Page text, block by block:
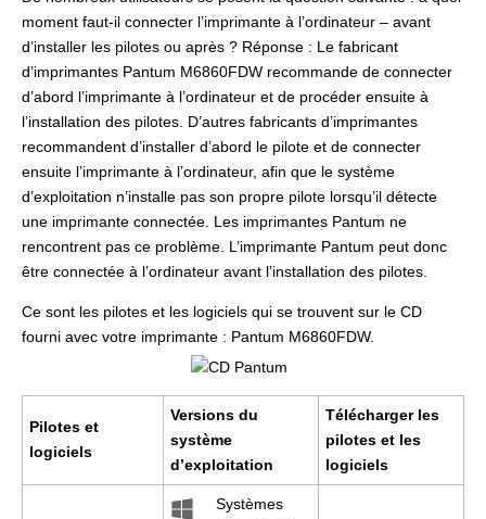
moment faut-il connecter l’imprimante à l’ordinateur – avant
d’installer les pilotes ou après ? Réponse : Le fabricant
d’imprimantes Pantum M6860FDW recommande de connecter
d’abord l’imprimante à l’ordinateur et de procéder ensuite à
l’installation des pilotes. D’autres fabricants d’imprimantes
recommandent d’installer d’abord le pilote et de connecter
ensuite l’imprimante à l’ordinateur, afin que le système
d’exploitation n’installe pas son propre pilote lorsqu’il détecte
une imprimante connectée. Les imprimantes Pantum ne
rencontrent pas ce problème. L’imprimante Pantum peut donc
être connectée à l’ordinateur avant l’installation des pilotes.
Ce sont les pilotes et les logiciels qui se trouvent sur le CD
fourni avec votre imprimante : Pantum M6860FDW.
Pilotes et
logiciels
Versions du
système
d’exploitation
Télécharger les
pilotes et les
logiciels
Systèmes